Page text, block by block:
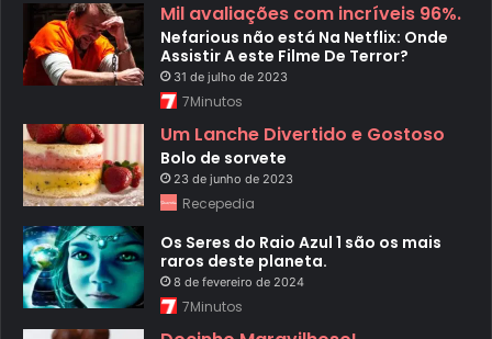
Mil avaliações com incríveis 96%.
Nefarious não está Na Netflix: Onde
Assistir A este Filme De Terror?
31 de julho de 2023
7Minutos
Um Lanche Divertido e Gostoso
Bolo de sorvete
23 de junho de 2023
Recepedia
Os Seres do Raio Azul 1 são os mais
raros deste planeta.
8 de fevereiro de 2024
7Minutos